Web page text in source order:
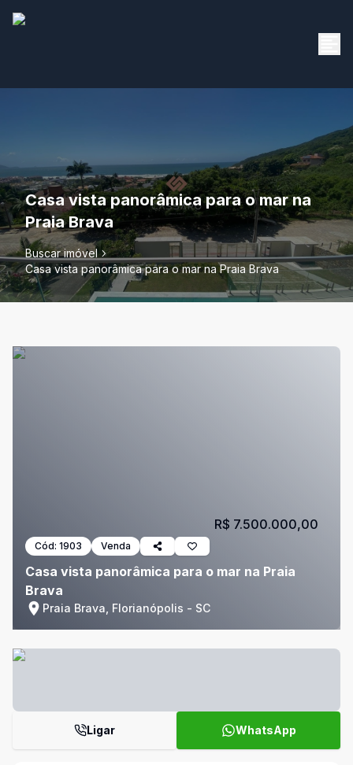
Casa vista panorâmica para o mar na
Praia Brava
Buscar imóvel
Casa vista panorâmica para o mar na Praia Brava
Cód: 1903 Venda
Casa vista panorâmica para o mar na Praia
Brava
Praia Brava, Florianópolis - SC
R$ 7.500.000,00
Ligar WhatsApp